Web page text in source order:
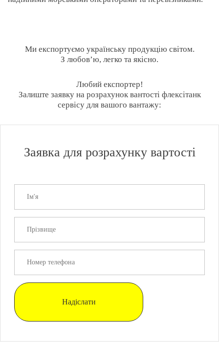
Ми експортуємо українську продукцію світом.
З любов’ю, легко та якісно.
Любий експортер!
Залиште заявку на розрахунок вантості флексітанк
сервісу для вашого вантажу:
Заявка для розрахунку вартості
Надіслати